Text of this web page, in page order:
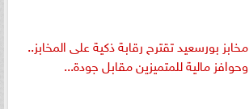
مخابز بورسعيد تقترح رقابة ذكية على المخابز..
وحوافز مالية للمتميزين مقابل جودة...